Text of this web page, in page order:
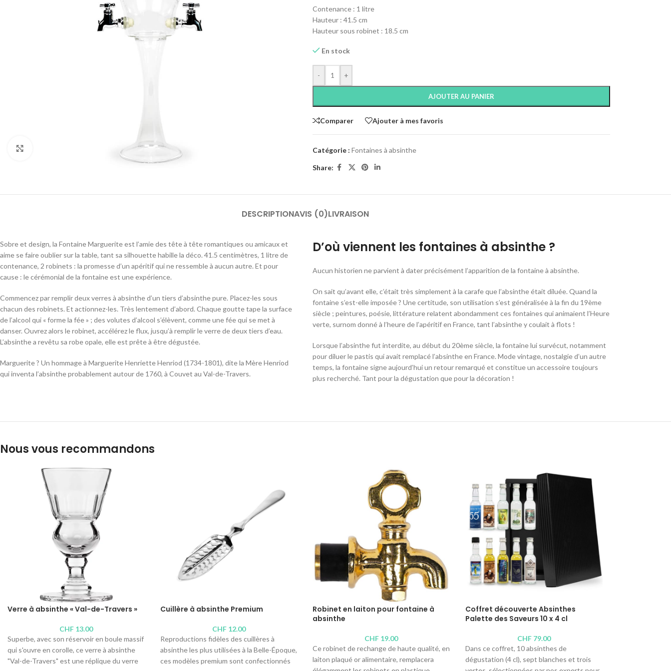
Contenance : 1 litre
Hauteur : 41.5 cm
Hauteur sous robinet : 18.5 cm
En stock
- +
AJOUTER AU PANIER
Comparer Ajouter à mes favoris
Catégorie : Fontaines à absinthe
Share:
DESCRIPTIONAVIS (0)LIVRAISON
Sobre et design, la Fontaine Marguerite est l’amie des tête à tête romantiques ou amicaux et
aime se faire oublier sur la table, tant sa silhouette habille la déco. 41.5 centimètres, 1 litre de
contenance, 2 robinets : la promesse d’un apéritif qui ne ressemble à aucun autre. Et pour
cause : le cérémonial de la fontaine est une expérience.
Commencez par remplir deux verres à absinthe d’un tiers d’absinthe pure. Placez-les sous
chacun des robinets. Et actionnez-les. Très lentement d’abord. Chaque goutte tape la surface
de l’alcool qui « forme la fée » ; des volutes d’alcool s’élèvent, comme une fée qui se met à
danser. Ouvrez alors le robinet, accélérez le flux, jusqu’à remplir le verre de deux tiers d’eau.
L’absinthe a revêtu sa robe opale, elle est prête à être dégustée.
Marguerite ? Un hommage à Marguerite Henriette Henriod (1734-1801), dite la Mère Henriod
qui inventa l’absinthe probablement autour de 1760, à Couvet au Val-de-Travers.
D’où viennent les fontaines à absinthe ?
Aucun historien ne parvient à dater précisément l’apparition de la fontaine à absinthe.
On sait qu’avant elle, c’était très simplement à la carafe que l’absinthe était diluée. Quand la
fontaine s’est-elle imposée ? Une certitude, son utilisation s’est généralisée à la fin du 19ème
siècle ; peintures, poésie, littérature relatent abondamment ces fontaines qui animaient l’Heure
verte, surnom donné à l’heure de l’apéritif en France, tant l’absinthe y coulait à flots !
Lorsque l’absinthe fut interdite, au début du 20ème siècle, la fontaine lui survécut, notamment
pour diluer le pastis qui avait remplacé l’absinthe en France. Mode vintage, nostalgie d’un autre
temps, la fontaine signe aujourd’hui un retour remarqué et constitue un accessoire toujours
plus recherché. Tant pour la dégustation que pour la décoration !
Nous vous recommandons
Verre à absinthe « Val-de-Travers »
CHF 13.00
Superbe, avec son réservoir en boule massif
qui s'ouvre en corolle, ce verre à absinthe
"Val-de-Travers" est une réplique du verre
Cuillère à absinthe Premium
CHF12.00
Reproductions fidèles des cuillères à
absinthe les plus utilisées à la Belle-Époque,
ces modèles premium sont confectionnés
Robinet en laiton pour fontaine à
absinthe
CHF 19.00
Ce robinet de rechange de haute qualité, en
laiton plaqué or alimentaire, remplacera
Coffret découverte Absinthes
Palette des Saveurs 10 x 4 cl
CHF79.00
Dans ce coffret, 10 absinthes de
dégustation (4 cl), sept blanches et trois